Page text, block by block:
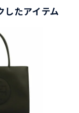
したアイテム